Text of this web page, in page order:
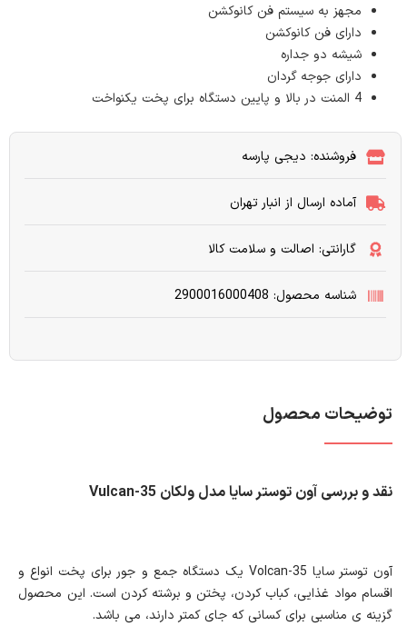
مجهز به سیستم فن کانوکشن
دارای فن کانوکشن
شیشه دو جداره
دارای جوجه گردان
4 المنت در بالا و پایین دستگاه برای پخت یکنواخت
فروشنده: دیجی پارسه
آماده ارسال از انبار تهران
گارانتی: اصالت و سلامت کالا
شناسه محصول: 2900016000408
توضیحات محصول
نقد و بررسی آون توستر سایا مدل ولکان Vulcan-35
آون توستر سایا Volcan-35 یک دستگاه جمع و جور برای پخت انواع و
اقسام مواد غذایی، کباب کردن، پختن و برشته کردن است. این محصول
گزینه ی مناسبی برای کسانی که جای کمتر دارند، می باشد.